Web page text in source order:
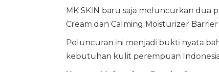
MK SKIN baru saja meluncurkan dua
Cream dan Calming Moisturizer
Peluncuran ini menjadi bukti nyata
kebutuhan kulit perempuan